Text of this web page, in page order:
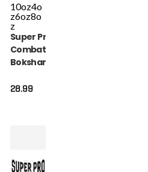
10oz4o
z6oz8o
z
Super Pro
Combat Gear
Bokshandschoen
Zwart
28.99